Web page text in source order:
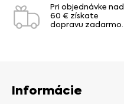
Pri objednávke nad
60 € získate
dopravu zadarmo.
Informácie